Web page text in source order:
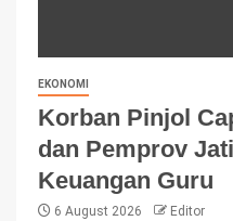
EKONOMI
Korban Pinjol
dan Pemprov
Keuangan Guru
6 August 2026 Editor